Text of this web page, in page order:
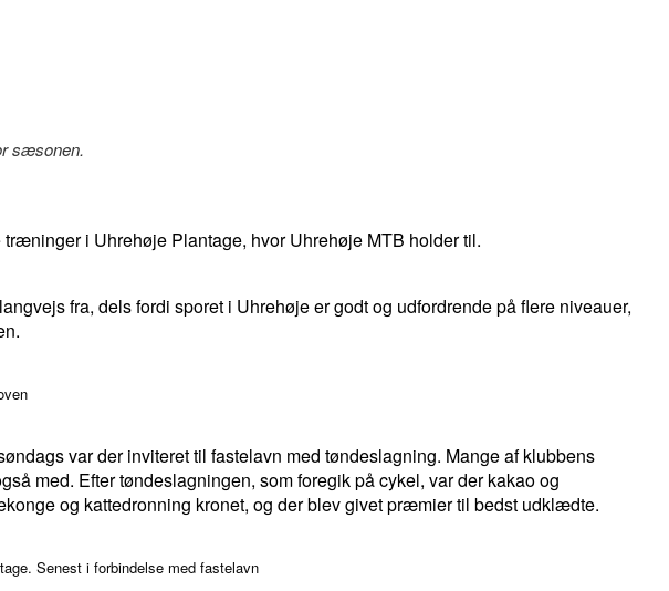
sæsonen.
i Uhrehøje Plantage, hvor Uhrehøje MTB holder til.
fra, dels fordi sporet i Uhrehøje er godt og udfordrende på flere niveauer,
var der inviteret til fastelavn med tøndeslagning. Mange af klubbens
med. Efter tøndeslagningen, som foregik på cykel, var der kakao og
og kattedronning kronet, og der blev givet præmier til bedst udklædte.
Senest i forbindelse med fastelavn